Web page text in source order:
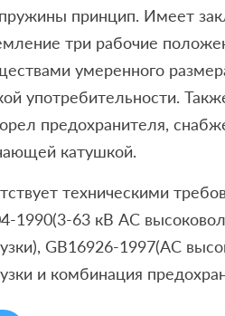
принцип. Имеет
три рабочие
умеренного
употребительности.
предохранителя,
катушкой.
техническими
1990(3-63 кВ АС
GB16926-1997(АС
и комбинация